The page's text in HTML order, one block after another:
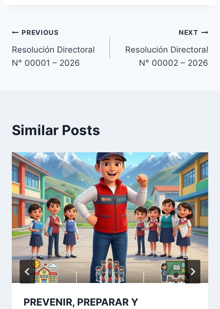
Navegación
de
PREVIOUS
Resolución Directoral
N° 00001 – 2026
NEXT
Resolución Directoral
N° 00002 – 2026
Similar Posts
PREVENIR, PREPARAR Y